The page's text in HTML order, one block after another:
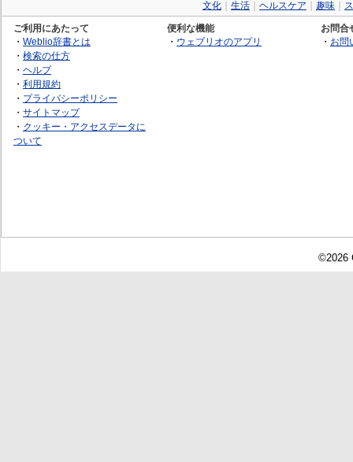
文化
生活 ヘルスケア 趣味
ご利用にあたって
・ Weblio辞書とは
・ 検索の仕方
・ ヘルプ
・ 利用規約
・ プライバシーポリシー
・ サイトマップ
・ クッキー・アクセスデータに
ついて
便利な機能
・ ウェブリオのアプリ
お問合
・ お問
©2026